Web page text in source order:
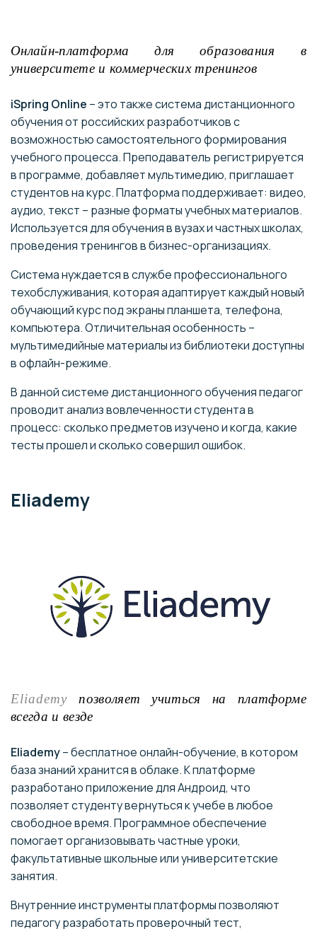
Онлайн-платформа для образования в
университете и коммерческих тренингов
iSpring Online – это также система дистанционного
обучения от российских разработчиков с
возможностью самостоятельного формирования
учебного процесса. Преподаватель регистрируется
в программе, добавляет мультимедию, приглашает
студентов на курс. Платформа поддерживает: видео,
аудио, текст – разные форматы учебных материалов.
Используется для обучения в вузах и частных школах,
проведения тренингов в бизнес-организациях.
Система нуждается в службе профессионального
техобслуживания, которая адаптирует каждый новый
обучающий курс под экраны планшета, телефона,
компьютера. Отличительная особенность –
мультимедийные материалы из библиотеки доступны
в офлайн-режиме.
В данной системе дистанционного обучения педагог
проводит анализ вовлеченности студента в
процесс: сколько предметов изучено и когда, какие
тесты прошел и сколько совершил ошибок.
Eliademy
Eliademy позволяет учиться на платформе
всегда и везде
Eliademy– бесплатное онлайн-обучение, в котором
база знаний хранится в облаке. К платформе
разработано приложение для Андроид, что
позволяет студенту вернуться к учебе в любое
свободное время. Программное обеспечение
помогает организовывать частные уроки,
факультативные школьные или университетские
занятия.
Внутренние инструменты платформы позволяют
педагогу разработать проверочный тест,